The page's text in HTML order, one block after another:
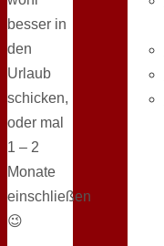
besser in
den
Urlaub
schicken,
oder mal
1 – 2
Monate
einschließen
😉